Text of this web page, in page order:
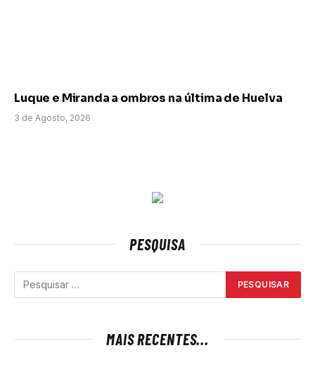
Luque e Miranda a ombros na última de Huelva
3 de Agosto, 2026
PESQUISA
MAIS RECENTES...